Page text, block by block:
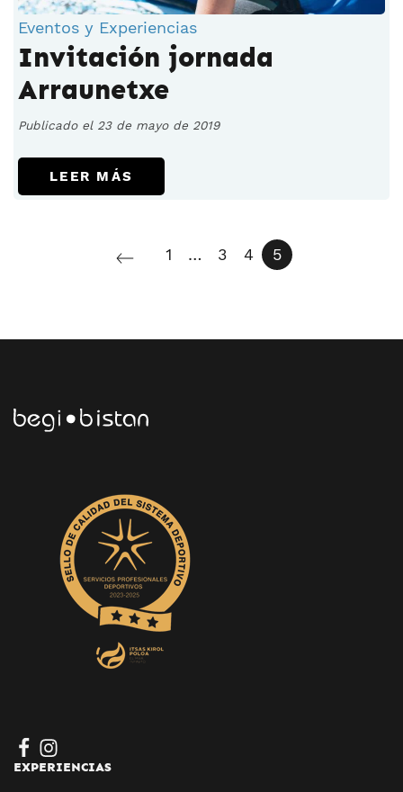
Eventos y Experiencias
Invitación jornada
Arraunetxe
Publicado el 23 de mayo de 2019
LEER MÁS
1 … 3 4 5
EXPERIENCIAS